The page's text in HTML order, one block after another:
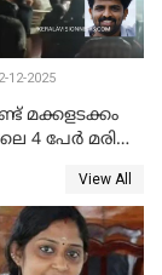
12-2025
മക്കളടക്കം
4 പേർ മരിച്ച
View All